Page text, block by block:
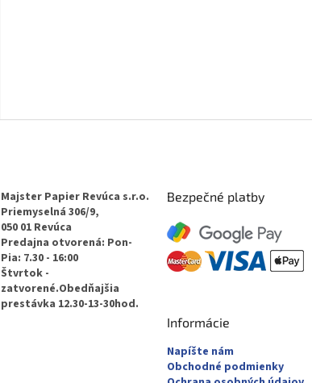
Majster Papier Revúca s.r.o.
Priemyselná 306/9,
050 01 Revúca
Predajna otvorená: Pon-
Pia: 7.30 - 16:00
Štvrtok -
zatvorené.Obedňajšia
prestávka 12.30-13-30hod.
Bezpečné platby
Informácie
Napíšte nám
Obchodné podmienky